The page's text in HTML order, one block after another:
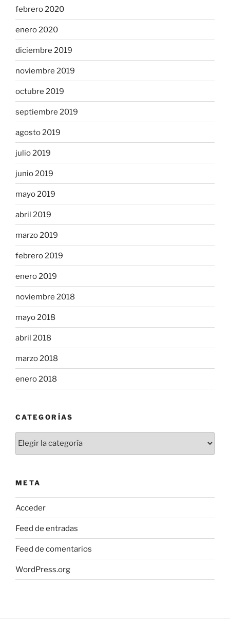
febrero 2020
enero 2020
diciembre 2019
noviembre 2019
octubre 2019
septiembre 2019
agosto 2019
julio 2019
junio 2019
mayo 2019
abril 2019
marzo 2019
febrero 2019
enero 2019
noviembre 2018
mayo 2018
abril 2018
marzo 2018
enero 2018
CATEGORÍAS
META
Acceder
Feed de entradas
Feed de comentarios
WordPress.org